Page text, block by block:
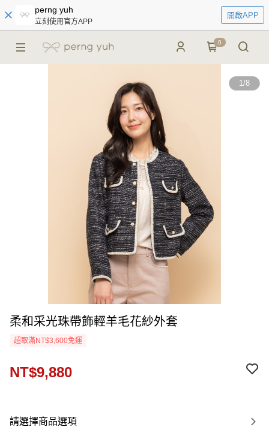
perng yuh
立刻使用官方APP
開啟APP
0
1/8
柔和采光珠帶飾輕羊毛花紗外套
超取滿NT$3,600免運
NT$9,880
請選擇商品選項